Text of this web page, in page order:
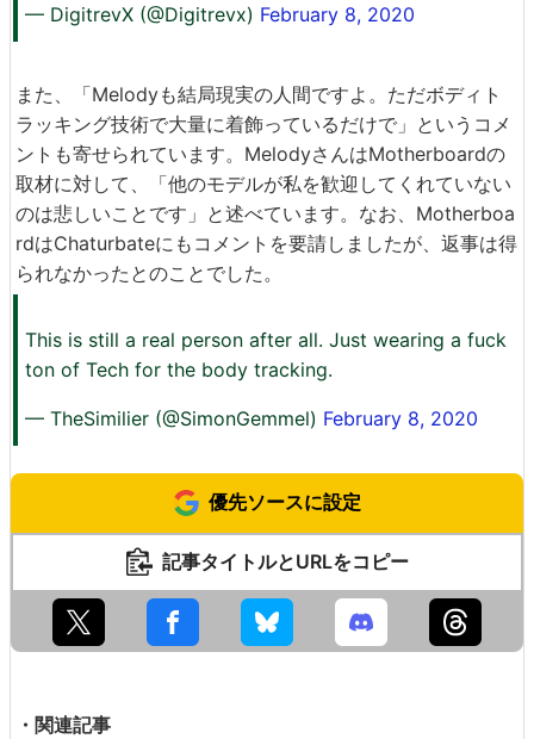
— DigitrevX (@Digitrevx) February 8, 2020
また、「Melodyも結局現実の人間ですよ。ただボディト
ラッキング技術で大量に着飾っているだけで」というコメ
ントも寄せられています。MelodyさんはMotherboardの
取材に対して、「他のモデルが私を歓迎してくれていない
のは悲しいことです」と述べています。なお、Motherboa
rdはChaturbateにもコメントを要請しましたが、返事は得
られなかったとのことでした。
This is still a real person after all. Just wearing a fuck
ton of Tech for the body tracking.
— TheSimilier (@SimonGemmel) February 8, 2020
優先ソースに設定
記事タイトルとURLをコピー
・関連記事